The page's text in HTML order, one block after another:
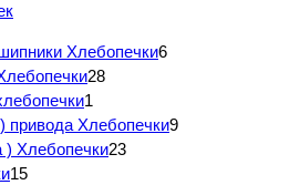
Хлебопечки6
28
1
привода Хлебопечки9
) Хлебопечки23
15